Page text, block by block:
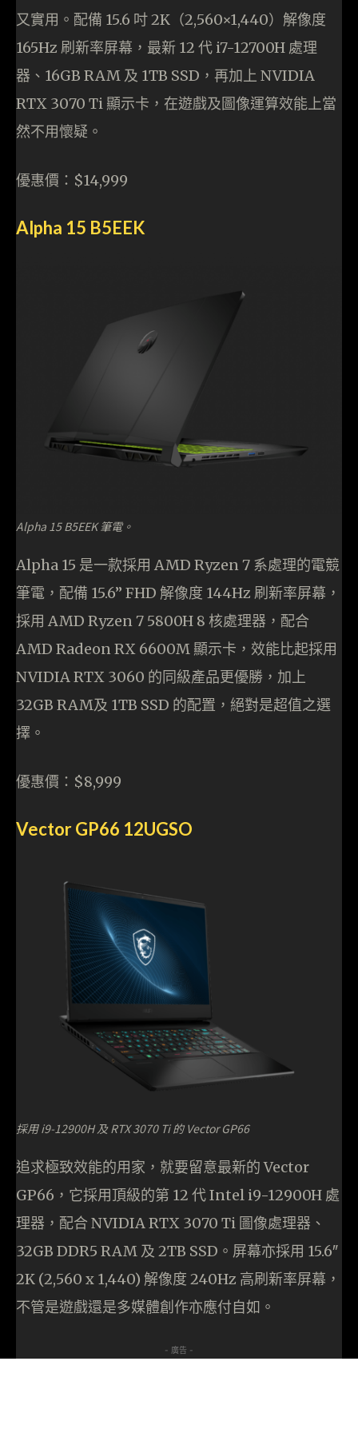
又實用。配備 15.6 吋 2K（2,560×1,440）解像度
165Hz 刷新率屏幕，最新 12 代 i7-12700H 處理
器、16GB RAM 及 1TB SSD，再加上 NVIDIA
RTX 3070 Ti 顯示卡，在遊戲及圖像運算效能上當
然不用懷疑。
優惠價：$14,999
Alpha 15 B5EEK
Alpha 15 B5EEK 筆電。
Alpha 15 是一款採用 AMD Ryzen 7 系處理的電競
筆電，配備 15.6” FHD 解像度 144Hz 刷新率屏幕，
採用 AMD Ryzen 7 5800H 8 核處理器，配合
AMD Radeon RX 6600M 顯示卡，效能比起採用
NVIDIA RTX 3060 的同級產品更優勝，加上
32GB RAM及 1TB SSD 的配置，絕對是超值之選
擇。
優惠價：$8,999
Vector GP66 12UGSO
採用 i9-12900H 及 RTX 3070 Ti 的 Vector GP66
追求極致效能的用家，就要留意最新的 Vector
GP66，它採用頂級的第 12 代 Intel i9-12900H 處
理器，配合 NVIDIA RTX 3070 Ti 圖像處理器、
32GB DDR5 RAM 及 2TB SSD。屏幕亦採用 15.6″
2K (2,560 x 1,440) 解像度 240Hz 高刷新率屏幕，
不管是遊戲還是多媒體創作亦應付自如。
- 廣告 -